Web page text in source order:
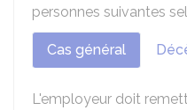
personnes suivantes
Cas général
L'employeur doit